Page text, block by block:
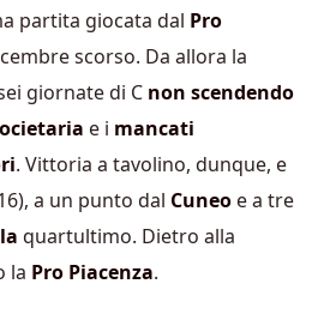
partita giocata dal Pro
scorso. Da allora la
giornate di C non scendendo
e i mancati
. Vittoria a tavolino, dunque, e
a un punto dal Cuneo e a tre
quartultimo. Dietro alla
la Pro Piacenza.